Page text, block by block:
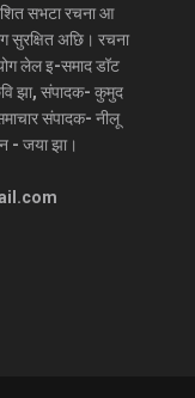
सभटा रचना आ
सुरक्षित अछि। रचना
लेल इ-समाद डॉट
झा, संपादक- कुमुद
संपादक- नीलू
- जया झा।